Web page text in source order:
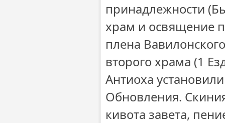
принадлежности
храм и освящение
плена
второго храма (1
Антиоха
Обновления.
кивота завета,